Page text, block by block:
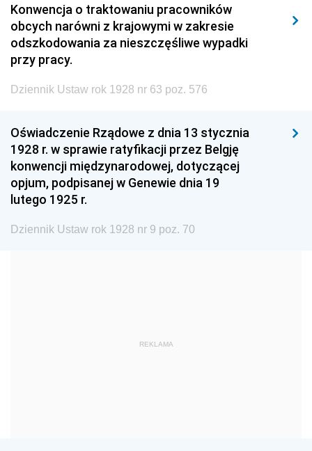
2011 2010 2009
2008 2007 2006
2005
1996 1995 1994
1993 1992 1991
1990 1989 1988
1987
1984 1983
Konwencja o traktowaniu pracowników
obcych narówni z krajowymi w zakresie
odszkodowania za nieszczęśliwe wypadki
przy pracy.
Dziennik Ustaw rok 1928 nr 63 poz. 576
Oświadczenie Rządowe z dnia 13 stycznia
1928 r. w sprawie ratyfikacji przez Belgję
konwencji międzynarodowej, dotyczącej
opjum, podpisanej w Genewie dnia 19
lutego 1925 r.
Dziennik Ustaw rok 1928 nr 9 poz. 70
REKLAMA